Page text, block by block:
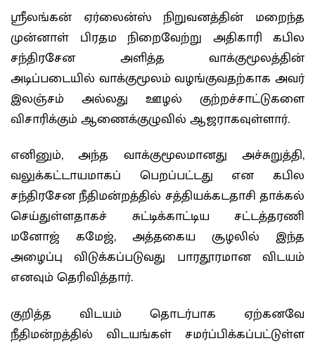
ஸ்ரீலங்கன் ஏர்லைன்ஸ் நிறுவனத்தின் மறைந்த
முன்னாள் பிரதம நிறைவேற்று அதிகாரி கபில
சந்திரசேன அளித்த வாக்குமூலத்தின்
அடிப்படையில் வாக்குமூலம் வழங்குவதற்காக அவர்
இலஞ்சம் அல்லது ஊழல் குற்றச்சாட்டுகளை
விசாரிக்கும் ஆணைக்குழுவில் ஆஜராகவுள்ளார்.
எனினும், அந்த வாக்குமூலமானது அச்சுறுத்தி,
வலுக்கட்டாயமாகப் பெறப்பட்டது என கபில
சந்திரசேன நீதிமன்றத்தில் சத்தியக்கடதாசி தாக்கல்
செய்துள்ளதாகச் சுட்டிக்காட்டிய சட்டத்தரணி
மனோஜ் கமேஜ், அத்தகைய சூழலில் இந்த
அழைப்பு விடுக்கப்படுவது பாரதூரமான விடயம்
எனவும் தெரிவித்தார்.
குறித்த விடயம் தொடர்பாக ஏற்கனவே
நீதிமன்றத்தில் விடயங்கள் சமர்ப்பிக்கப்பட்டுள்ள